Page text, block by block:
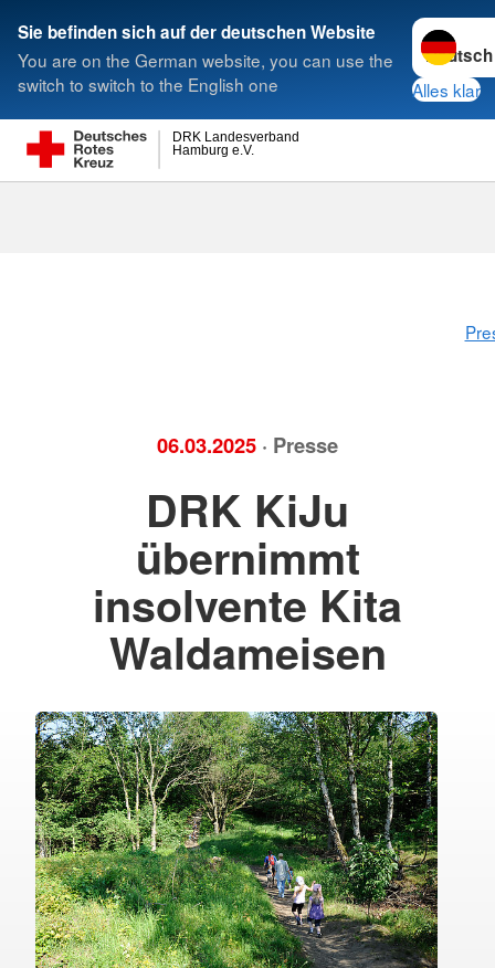
Sie befinden sich auf der deutschen Website
You are on the German website, you can use the
switch to switch to the English one
Sprache
Alles klar
Hamburg e.V.
DRK Landesverband
Suche
06.03.2025 · Presse
DRK KiJu
übernimmt
insolvente Kita
Waldameisen